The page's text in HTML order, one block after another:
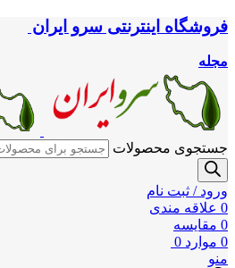
فروشگاه اینترنتی سرو ایران
مجله
جستجوی محصولات
ورود / ثبت نام
0 علاقه مندی
0 مقایسه
0 موارد 0
منو